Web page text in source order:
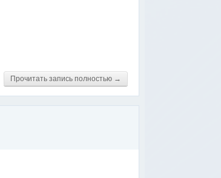
Прочитать запись полностью →